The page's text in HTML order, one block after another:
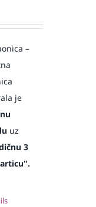
–
je
uz
3